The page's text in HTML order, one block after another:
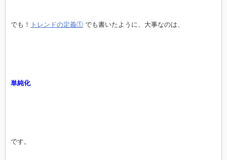
でも！ トレンドの定義① でも書いたように、大事なのは、
単純化
です。